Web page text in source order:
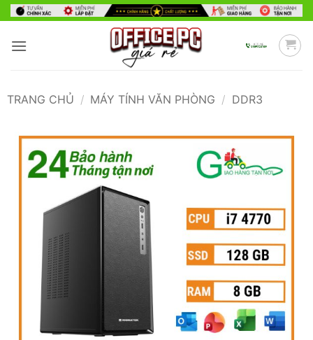
Bỏ
qua
nội
TRANG CHỦ / MÁY TÍNH VĂN PHÒNG / DDR3